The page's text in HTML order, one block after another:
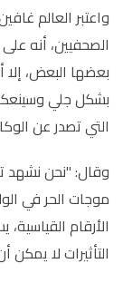
واعتبر العالم
الصحفيين، أنه
بعضها البعض، إلا
بشكل جلي
التي تصدر عن
وقال: "نحن نشهد
موجات الحر في
الأرقام
التأثيرات لا